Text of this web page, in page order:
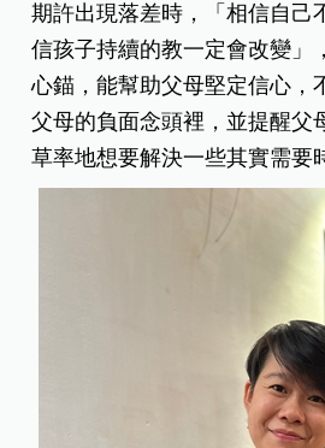
期許出現落差時，「相信自己
信孩子持續的教一定會改變」
心錨，能幫助父母堅定信心，
父母的負面念頭裡，並提醒父
草率地想要解決一些其實需要